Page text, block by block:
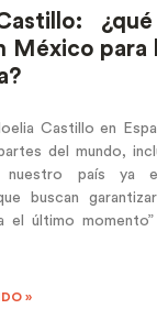
México para
Castillo en
del mundo,
país ya
buscan
el último
»